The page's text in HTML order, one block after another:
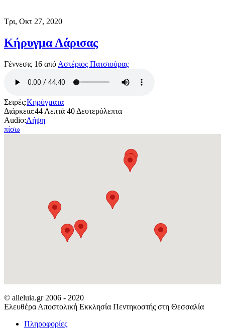
Τρι, Οκτ 27, 2020
Κήρυγμα Λάρισας
Γέννεσις 16 από Αστέριος Πατσιούρας
Σειρές:Κηρύγματα
Διάρκεια:44 Λεπτά 40 Δευτερόλεπτα
Audio:Λήψη
πίσω
© alleluia.gr 2006 - 2020
Ελευθέρα Αποστολική Εκκλησία Πεντηκοστής στη Θεσσαλία
Πληροφορίες